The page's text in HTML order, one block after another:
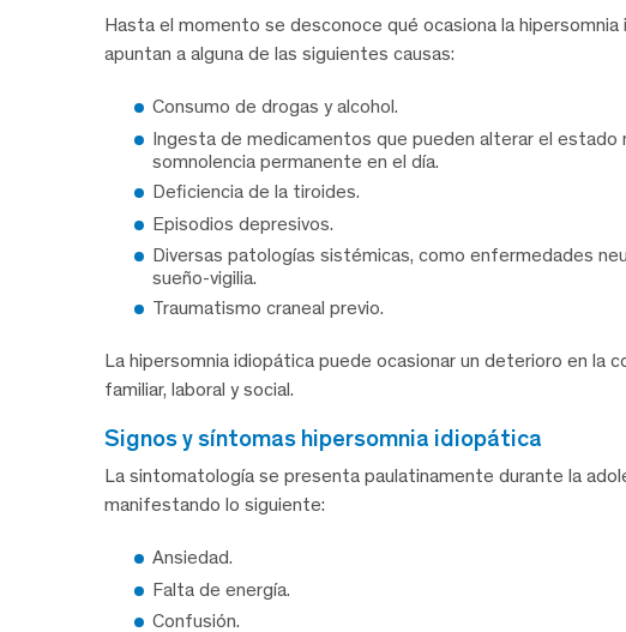
Hasta el momento se desconoce qué ocasiona la
apuntan a alguna de las siguientes causas:
Consumo de drogas y alcohol.
Ingesta de medicamentos que pueden alterar el estado
somnolencia permanente en el día.
Deficiencia de la tiroides.
Episodios depresivos.
Diversas patologías sistémicas, como enfermedades
sueño-vigilia.
Traumatismo craneal previo.
La hipersomnia idiopática puede ocasionar un deterioro en la
familiar, laboral y social.
signos y síntomas hipersomnia idiopática
La sintomatología se presenta paulatinamente durante la
manifestando lo siguiente:
Ansiedad.
Falta de energía.
Confusión.